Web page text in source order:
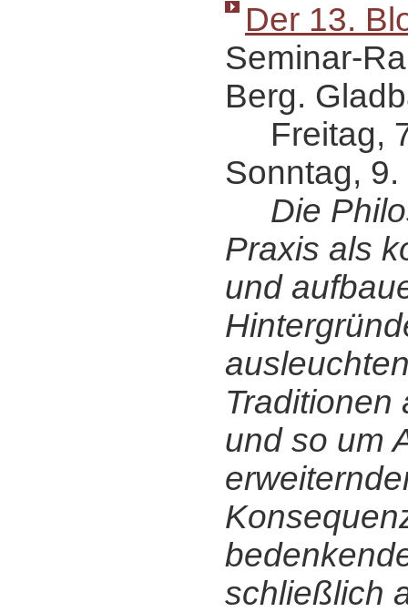
Der 13.
Seminar-
Berg.
Freitag,
Sonntag,
Die
Praxis als
und
Traditionen
und so um
schließlich